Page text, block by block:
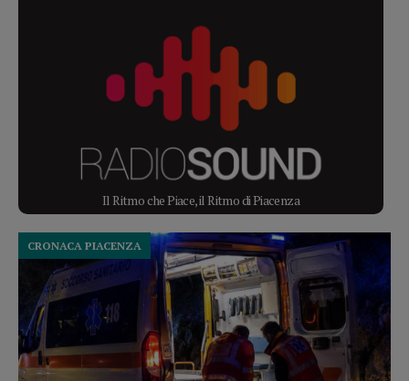
Il Ritmo che Piace, il Ritmo di Piacenza
CRONACA PIACENZA